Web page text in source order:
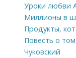
Уроки любви
Миллионы в
Продукты,
Повесть о
Чуковский